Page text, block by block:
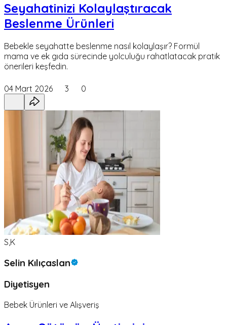
Seyahatinizi Kolaylaştıracak
Beslenme Ürünleri
Bebekle seyahatte beslenme nasıl kolaylaşır? Formül
mama ve ek gıda sürecinde yolculuğu rahatlatacak pratik
önerileri keşfedin.
04 Mart 2026 3 0
S,K
Selin Kılıçaslan
Diyetisyen
Bebek Ürünleri ve Alışveriş